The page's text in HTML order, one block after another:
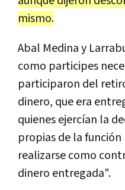
mismo.
Abal Medinay
como participes
participaron del
dinero, queera
quienesejercían la
propiasde lafunción
realizarsecomo
dinero entregada".